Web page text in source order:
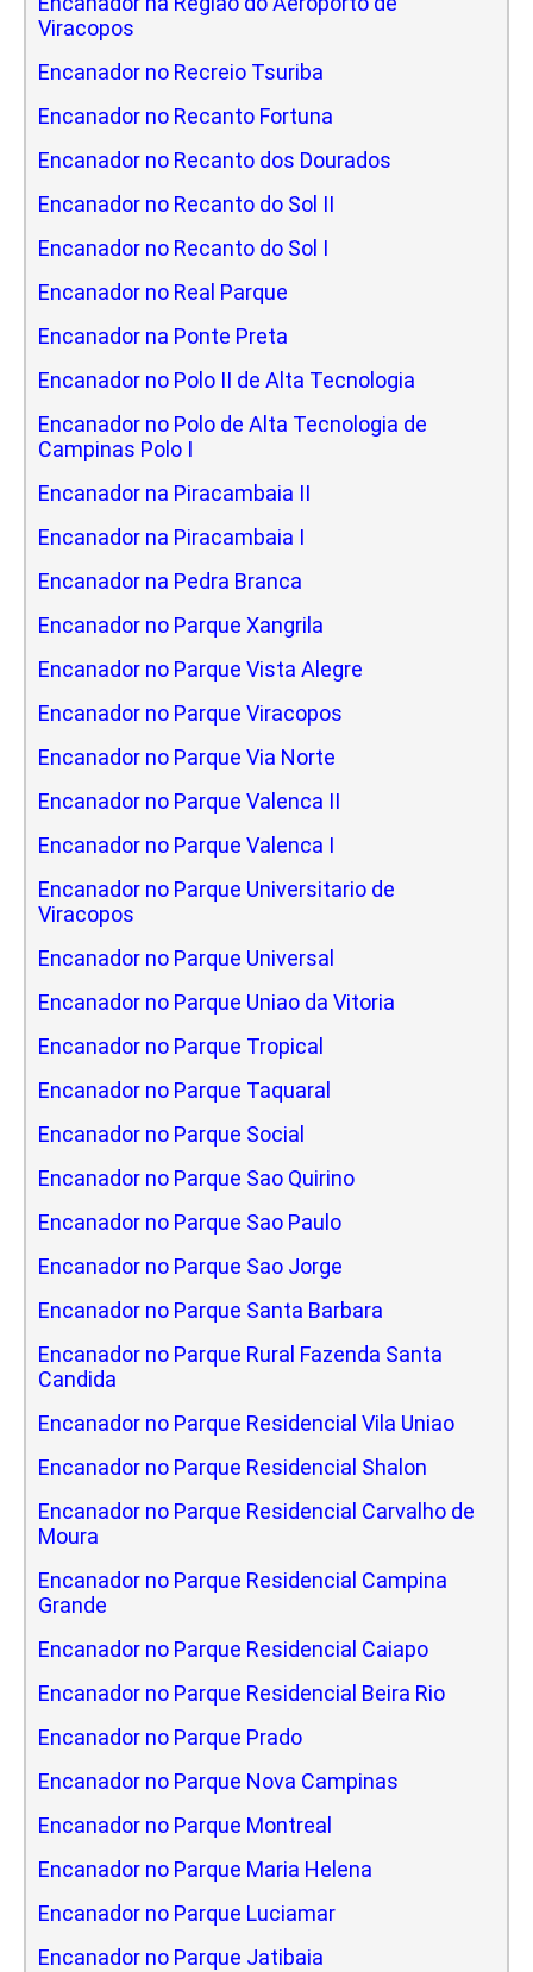
Viracopos
Encanador no Recreio Tsuriba
Encanador no Recanto Fortuna
Encanador no Recanto dos Dourados
Encanador no Recanto do Sol II
Encanador no Recanto do Sol I
Encanador no Real Parque
Encanador na Ponte Preta
Encanador no Polo II de Alta Tecnologia
Encanador no Polo de Alta Tecnologia de
Campinas Polo I
Encanador na Piracambaia II
Encanador na Piracambaia I
Encanador na Pedra Branca
Encanador no Parque Xangrila
Encanador no Parque Vista Alegre
Encanador no Parque Viracopos
Encanador no Parque Via Norte
Encanador no Parque Valenca II
Encanador no Parque Valenca I
Encanador no Parque Universitario de
Viracopos
Encanador no Parque Universal
Encanador no Parque Uniao da Vitoria
Encanador no Parque Tropical
Encanador no Parque Taquaral
Encanador no Parque Social
Encanador no Parque Sao Quirino
Encanador no Parque Sao Paulo
Encanador no Parque Sao Jorge
Encanador no Parque Santa Barbara
Encanador no Parque Rural Fazenda Santa
Candida
Encanador no Parque Residencial Vila Uniao
Encanador no Parque Residencial Shalon
Encanador no Parque Residencial Carvalho de
Moura
Encanador no Parque Residencial Campina
Grande
Encanador no Parque Residencial Caiapo
Encanador no Parque Residencial Beira Rio
Encanador no Parque Prado
Encanador no Parque Nova Campinas
Encanador no Parque Montreal
Encanador no Parque Maria Helena
Encanador no Parque Luciamar
Encanador no Parque Jatibaia